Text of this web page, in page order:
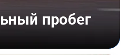
пробег